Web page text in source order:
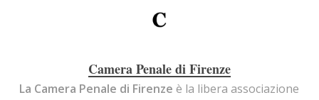
Camera Penale di Firenze
La Camera Penale di Firenze è la libera associazione